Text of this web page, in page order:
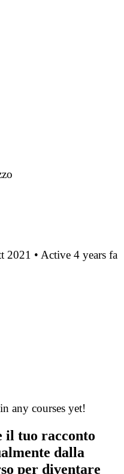
2021 • Active 4 years fa
any courses yet!
il tuo racconto
dalla
per diventare